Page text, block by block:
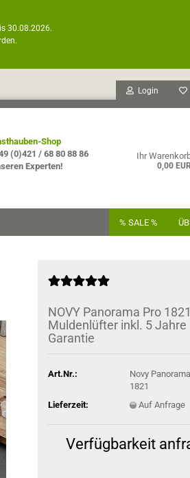
Login
Shop
(0)421 / 68 80 88 86
Experten!
Ihr
0,00
30.08.2026.
% SALE %
NOVY Panorama Pro
Muldenlüfter inkl. 5 Jahre
Garantie
Art.Nr.:
Novy Panorama
1821
Lieferzeit:
Auf Anfrage
Verfügbarkeit